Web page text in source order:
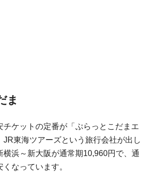
ま
チケットの定番が「ぷらっとこだまエ
JR東海ツアーズという旅行会社が出し
横浜～新大阪が通常期10,960円で、通
なっています。